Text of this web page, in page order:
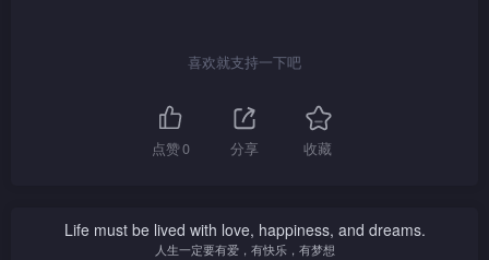
喜欢就支持一下吧
点赞0 分享 收藏
Life must be lived with love, happiness, and dreams.
人生一定要有爱，有快乐，有梦想